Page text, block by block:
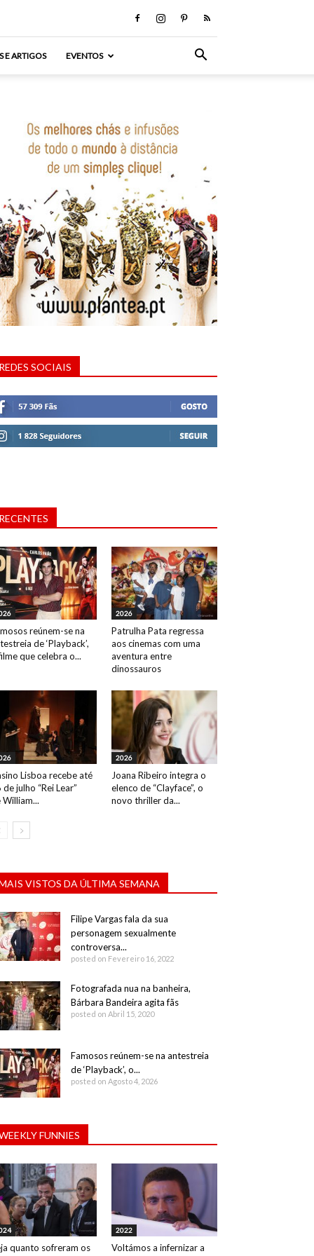
E ARTIGOS EVENTOS
SOCIAIS
reúnem-se na
de ‘Playback’,
que celebra o...
2026
Patrulha Pata regressa
aos cinemas com uma
aventura entre
dinossauros
Lisboa recebe até
de julho “Rei Lear”
William...
2026
Joana Ribeiro integra o
elenco de “Clayface”, o
novo thriller da...
VISTOS DA ÚLTIMA SEMANA
Filipe Vargas fala da sua
personagem sexualmente
controversa...
posted on Fevereiro 16, 2022
Fotografada nua na banheira,
Bárbara Bandeira agita fãs
posted on Abril 15, 2020
Famosos reúnem-se na antestreia
de ‘Playback’, o...
posted on Agosto 4, 2026
FUNNIES
quanto sofreram os
2022
Voltámos a infernizar a